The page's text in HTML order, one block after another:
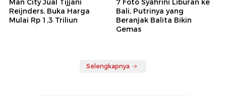
Man City Jual Tijjani
Reijnders, Buka Harga
Mulai Rp 1,3 Triliun
7 Foto Syahrini Liburan ke
Bali, Putrinya yang
Beranjak Balita Bikin
Gemas
Selengkapnya